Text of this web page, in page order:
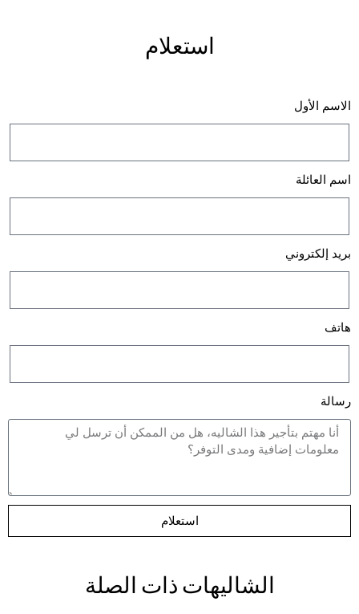
استعلام
الاسم الأول
اسم العائلة
بريد إلكتروني
هاتف
رسالة
استعلام
الشاليهات ذات الصلة